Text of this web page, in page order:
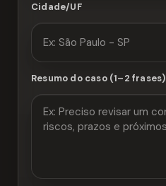
Cidade/UF
Resumo do caso (1–2 frases)